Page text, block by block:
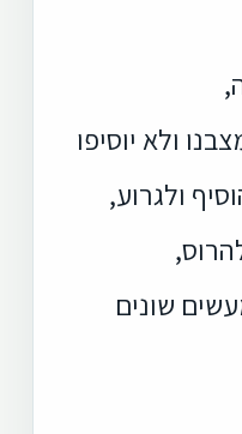
ולא יוסיפו
ולגרוע,
שונים